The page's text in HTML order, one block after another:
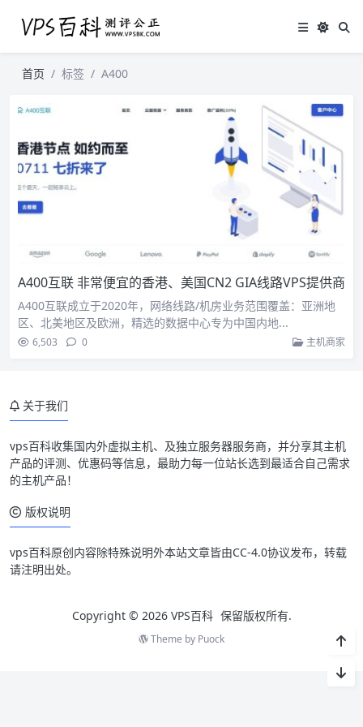
首页 标签 A400
A400互联 非常便宜的香港、美国CN2 GIA线路VPS提供商
A400互联成立于2020年，网络线路/机房业务范围覆盖：亚洲地
区、北美地区及欧洲，精选的数据中心专为中国内地...
6,503 0 主机商家
关于我们
vps百科收集国内外虚拟主机、及独立服务器服务商，并分享其主机
产品的评测、优惠码等信息，最助力每一位站长选到最适合自己需求
的主机产品！
版权说明
vps百科原创内容除特殊说明外本站文章皆由CC-4.0协议发布，转载
请注明出处。
Copyright © 2026 VPS百科 保留版权所有.
Theme by Puock